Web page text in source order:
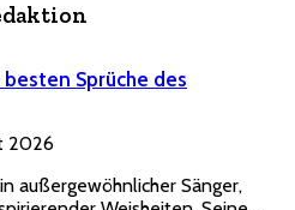
Sprüche des
2026
außergewöhnlicher Sänger,